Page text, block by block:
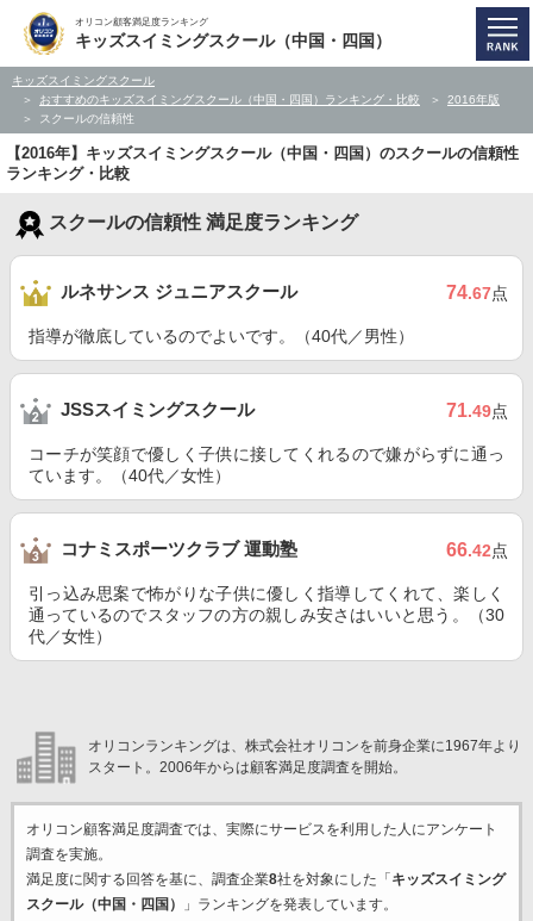
オリコン顧客満足度ランキング
キッズスイミングスクール（中国・四国）
キッズスイミングスクール
おすすめのキッズスイミングスクール（中国・四国）ランキング・比較
2016年版
スクールの信頼性
【2016年】キッズスイミングスクール（中国・四国）のスクールの信頼性
ランキング・比較
スクールの信頼性 満足度ランキング
ルネサンス ジュニアスクール 74.67点
指導が徹底しているのでよいです。（40代／男性）
JSSスイミングスクール 71.49点
コーチが笑顔で優しく子供に接してくれるので嫌がらずに通っ
ています。（40代／女性）
コナミスポーツクラブ 運動塾 66.42点
引っ込み思案で怖がりな子供に優しく指導してくれて、楽しく
通っているのでスタッフの方の親しみ安さはいいと思う。（30
代／女性）
オリコンランキングは、株式会社オリコンを前身企業に1967年より
スタート。2006年からは顧客満足度調査を開始。
オリコン顧客満足度調査では、実際にサービスを利用した 人にアンケート
調査を実施。
満足度に関する回答を基に、調査企業8社を対象にした「 キッズスイミング
スクール（中国・四国）
」ランキングを発表しています。